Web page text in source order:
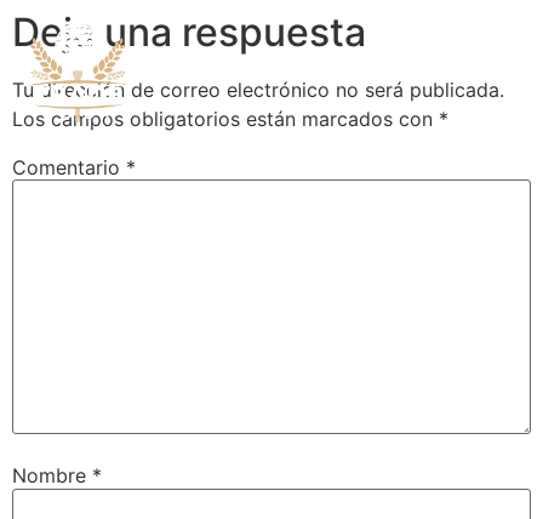
Deja una respuesta
Tu dirección de correo electrónico no será publicada.
Los campos obligatorios están marcados con *
Comentario *
Nombre *